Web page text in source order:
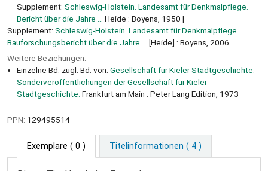
Supplement: Schleswig-Holstein. Landesamt für Denkmalpflege.
Bericht über die Jahre ...
Heide : Boyens, 1950
Supplement: Schleswig-Holstein. Landesamt für Denkmalpflege.
Bauforschungsbericht über die Jahre ...
[Heide] : Boyens, 2006
Weitere Beziehungen:
Einzelne Bd. zugl. Bd. von: Gesellschaft für Kieler Stadtgeschichte.
Sonderveröffentlichungen der Gesellschaft für Kieler
Stadtgeschichte. Frankfurt am Main : Peter Lang Edition, 1973
PPN: 129495514
Exemplare ( 0 ) Titelinformationen ( 4 )